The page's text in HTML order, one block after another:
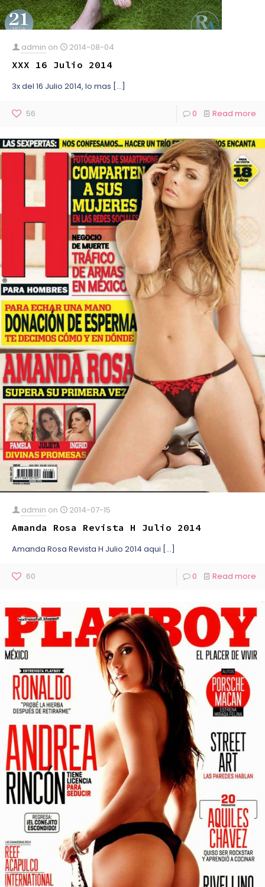
admin on 2014-08-04
XXX 16 Julio 2014
3x del 16 Julio 2014, lo mas […]
56 0 Read more
admin on 2014-07-15
Amanda Rosa Revista H Julio 2014
Amanda Rosa Revista H Julio 2014 aqui […]
60 0 Read more